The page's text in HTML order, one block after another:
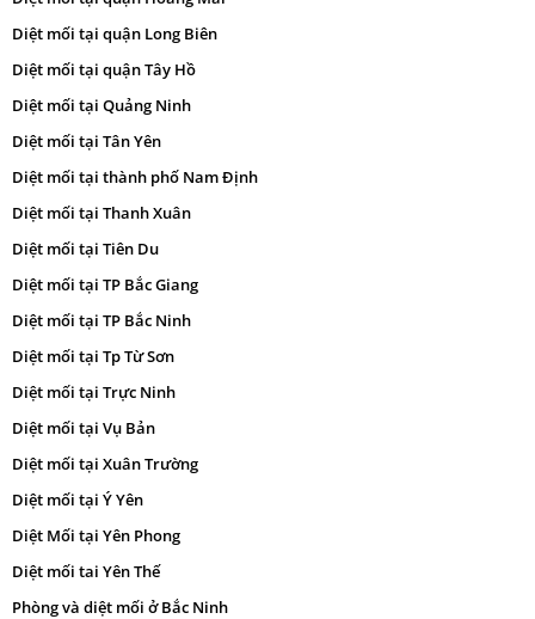
Diệt mối tại quận Long Biên
Diệt mối tại quận Tây Hồ
Diệt mối tại Quảng Ninh
Diệt mối tại Tân Yên
Diệt mối tại thành phố Nam Định
Diệt mối tại Thanh Xuân
Diệt mối tại Tiên Du
Diệt mối tại TP Bắc Giang
Diệt mối tại TP Bắc Ninh
Diệt mối tại Tp Từ Sơn
Diệt mối tại Trực Ninh
Diệt mối tại Vụ Bản
Diệt mối tại Xuân Trường
Diệt mối tại Ý Yên
Diệt Mối tại Yên Phong
Diệt mối tai Yên Thế
Phòng và diệt mối ở Bắc Ninh